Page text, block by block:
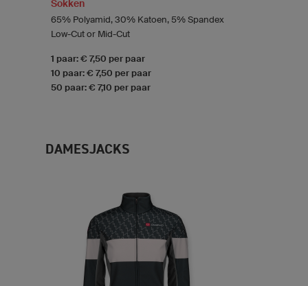
Sokken
65% Polyamid, 30% Katoen, 5% Spandex
Low-Cut or Mid-Cut
1 paar: € 7,50 per paar
10 paar: € 7,50 per paar
50 paar: € 7,10 per paar
DAMESJACKS